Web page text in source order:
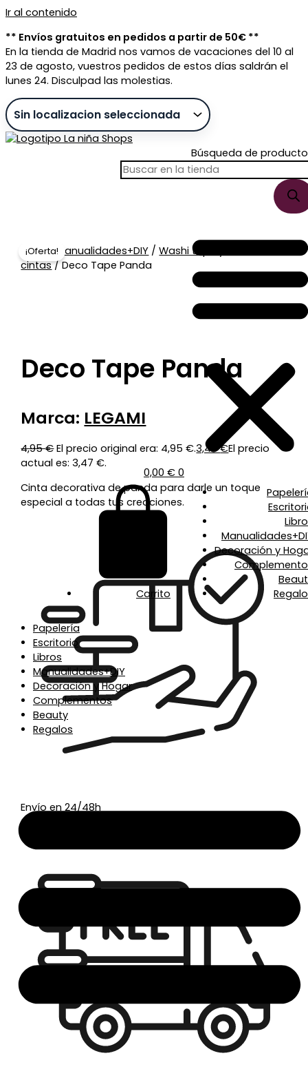
Ir al contenido
** Envíos gratuitos en pedidos a partir de 50€ **
En la tienda de Madrid nos vamos de vacaciones del 10 al
23 de agosto, vuestros pedidos de estos días saldrán el
lunes 24. Disculpad las molestias.
Búsqueda de
0,00 € 0
Carrito
Decoración y
Papelería
Escritorio
Libros
Manualidades+DIY
Decoración y Hogar
Complementos
Beauty
Regalos
Inicio/Manualidades+DIY /Washi tape y
cintas/ Deco Tape Panda
¡Oferta!
Deco Tape Panda
Marca: LEGAMI
4,95€ El precio original era: 4,95 €.3,47€El precio
actual es: 3,47 €.
Cinta decorativa de panda para darle un toque
especial a todas tus creaciones.
Envío en 24/48h